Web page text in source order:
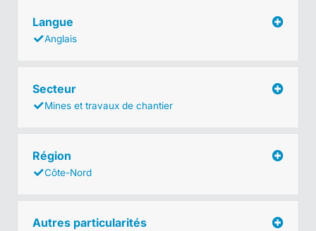
Langue
Anglais
Secteur
Mines et travaux de chantier
Région
Côte-Nord
Autres particularités